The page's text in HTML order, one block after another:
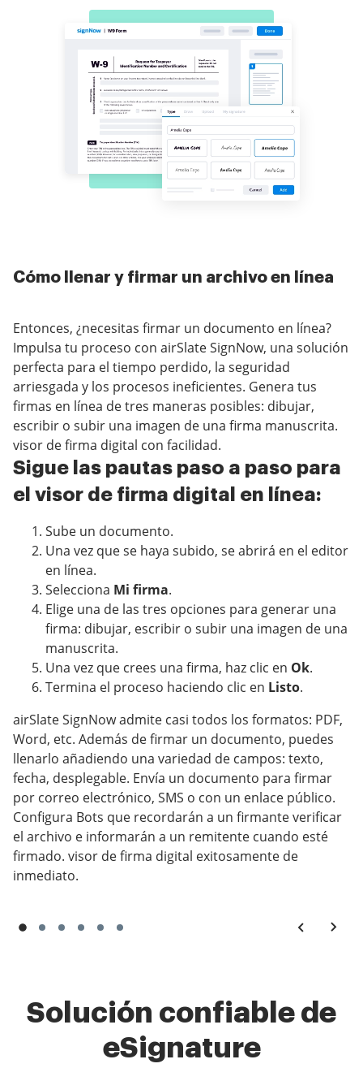
Cómo llenar y firmar un archivo en línea
Entonces, ¿necesitas firmar un documento en línea?
Impulsa tu proceso con airSlate SignNow, una solución
perfecta para el tiempo perdido, la seguridad
arriesgada y los procesos ineficientes. Genera tus
firmas en línea de tres maneras posibles: dibujar,
escribir o subir una imagen de una firma manuscrita.
visor de firma digital con facilidad.
Sigue las pautas paso a paso para
el visor de firma digital en línea:
Sube un documento.
Una vez que se haya subido, se abrirá en el editor
en línea.
Selecciona Mi firma.
Elige una de las tres opciones para generar una
firma: dibujar, escribir o subir una imagen de una
manuscrita.
Una vez que crees una firma, haz clic en Ok.
Termina el proceso haciendo clic en Listo.
airSlate SignNow admite casi todos los formatos: PDF,
Word, etc. Además de firmar un documento, puedes
llenarlo añadiendo una variedad de campos: texto,
fecha, desplegable. Envía un documento para firmar
por correo electrónico, SMS o con un enlace público.
Configura Bots que recordarán a un firmante verificar
el archivo e informarán a un remitente cuando esté
firmado. visor de firma digital exitosamente de
inmediato.
Solución confiable de
eSignature